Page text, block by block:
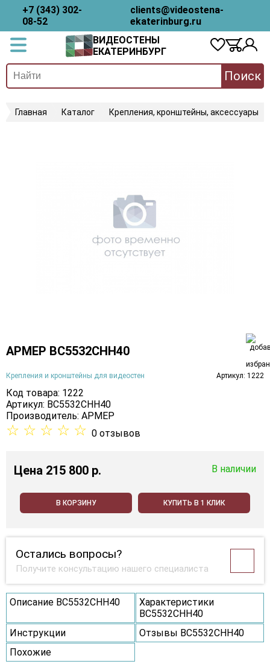
+7 (343) 302-
08-52
clients@videostena-
ekaterinburg.ru
ВИДЕОСТЕНЫ
ЕКАТЕРИНБУРГ
Поиск
Главная Каталог Крепления, кронштейны, аксессуары
АРМЕР ВС5532СНН40
Крепления и кронштейны для видеостен Артикул: 1222
Код товара: 1222
Артикул: ВС5532СНН40
Производитель: АРМЕР
☆ ☆ ☆ ☆ ☆ 0 отзывов
Цена 215 800 p. В наличии
В КОРЗИНУ КУПИТЬ В 1 КЛИК
Остались вопросы?
Получите консультацию нашего специалиста
Описание ВС5532СНН40
Характеристики
ВС5532СНН40
Инструкции
Отзывы ВС5532СНН40
Похожие